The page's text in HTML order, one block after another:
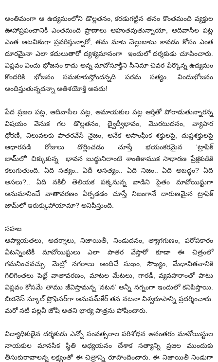
అంతిమంగా ఆ ఉద్యమంలోని డొల్లతనం, కరడుగట్టిన తనం కొంతమంది వ్యక్తుల
ఊహాప్రపంచానికి ఎంతమంది ప్రాణాలు ఆహుతవుతున్నాయో, ఆదివాసీల పట్ల
ఎంత ఆటవికంగా ప్రవరిస్తున్నారో, తమ మాట చెల్లుబాటు కావడం కోసం ఎంత
దూరమైనా ఎలా కదులుతారో ద్యశ్యమానంగా ఇందులో దర్శకుడు చూపించారు.
విప్లవం విందు భోజనం కాదు అన్న మావోసూక్తిని సినిమా చివర పేర్కొన్న ఉద్యమం
కొందరికి భోజనం సమకూరుస్తోందన్నది పరమ సత్యం. విందుభోజనం
అందిస్తుతున్నదన్నా అతిశయోక్తి అవదు!
పేద ప్రజల పట్ల, ఆదివాసీల పట్ల, అమాయకుల పట్ల ఆర్తితో పోరాడుతున్నారన్న
విషయం వెనుక గల డొల్లతనం, ద్వైద్వీభావం, మొరటుదనం, వ్యాపార
ధోరణి, విలువలకు పాతరవేసే నైజం, అనేక అసాంఘిక శక్తులపై, దుష్టశక్తులపై
ఆధారపడి రోజులు దొర్లించడం చూస్తే భయంకరమైన ‘ట్రాఫిక్
జామ్‌లో’ చిక్కుకున్న భావన బుద్ధునిలాంటి శాంతికాముక సాధారణ ప్రేక్షకుడికి
కలుగుతుంది. ఏది సత్యం.. ఏదీ అసత్యం.. ఏది నిజం.. ఏది అబద్ధం? ఏది
అసలు?.. ఏది నకిలీ తెలియక పక్కనున్న వాడిని సైతం మావోయిస్టుగా
అనుమానించే వాతావరణం ఏర్పడడం చూస్తే నిజంగానే దారుణమైన ట్రాఫిక్
జామ్‌లో ఇరుక్కుపోయామా? అనిపిస్తుంది.
సహజ
ఆప్యాయతలు, ఆదర్శాలు, నిజాయితీ, నిండుదనం, త్యాగగుణం, పరోపకారం
వీటన్నింటికీ మావోయిస్టులు ఎలా పాతర వేస్తారో కూడా ఈ చిత్రంలో
గమనించవచ్చు. మెట్రో నగరాలు అందిచే సుఖం, సౌఖ్యం, మేధావితనానికి
గిలిగింతలు పెట్టే వాతావరణం, మాటల మేటలు, గారడీ, వ్యవహరాంతో పాటు
విప్లవం కోసమే తాము జీవిస్తామన్న ‘నటన’ అన్నీ నగ్నంగా ఇందులో కనిపిస్తాయి.
బిజినెస్ స్కూల్ ప్రొఫెసర్‌గా అనుపమ్‌కేర్ తన నటనా విశ్వరూపాన్ని ప్రదర్శించారు.
మరో నటి పల్లవీ జోషి అతని భార్య పాత్రను పోషించారు.
విద్యాధికుడైన దర్శకుడు ఎన్నో సంవత్సరాల పరిశోధన అనంతరం మావోయిస్టుల
నాయకుల మానసిక స్థితి అధ్యయనం చేశాక సత్యాన్ని ప్రజల ముందుకు
తీసుకురావాలన్న లక్ష్యంతో ఈ చిత్రాన్ని రూపొందించారు. ఈ నిజాయితీ నిండుగా